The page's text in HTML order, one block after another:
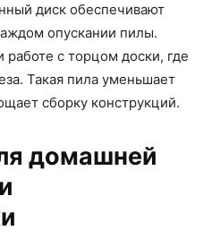
диск обеспечивают
опускании пилы.
работе с торцом доски, где
Такая пила уменьшает
сборку конструкций.
домашней